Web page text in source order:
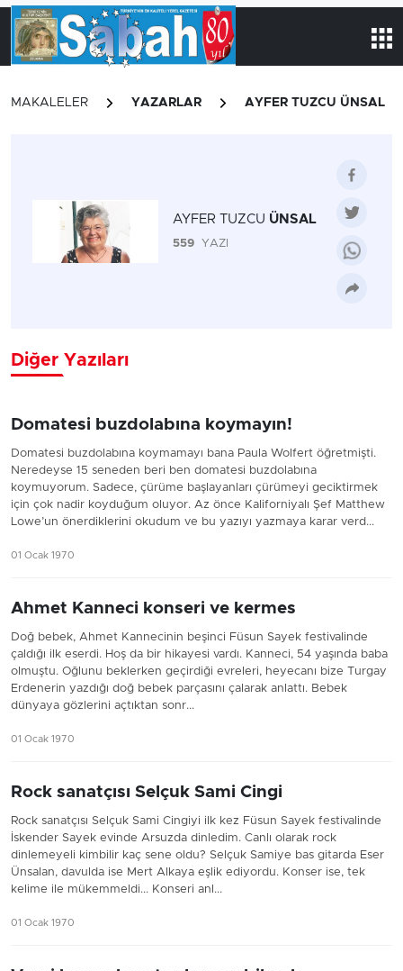
MAKALELER YAZARLAR AYFER TUZCU ÜNSAL
AYFER TUZCU ÜNSAL
559 YAZI
Diğer Yazıları
Domatesi buzdolabına koymayın!
Domatesi buzdolabına koymamayı bana Paula Wolfert öğretmişti.
Neredeyse 15 seneden beri ben domatesi buzdolabına
koymuyorum. Sadece, çürüme başlayanları çürümeyi geciktirmek
için çok nadir koyduğum oluyor. Az önce Kaliforniyalı Şef Matthew
Lowe’un önerdiklerini okudum ve bu yazıyı yazmaya karar verd...
01 Ocak 1970
Ahmet Kanneci konseri ve kermes
Doğ bebek, Ahmet Kannecinin beşinci Füsun Sayek festivalinde
çaldığı ilk eserdi. Hoş da bir hikayesi vardı. Kanneci, 54 yaşında baba
olmuştu. Oğlunu beklerken geçirdiği evreleri, heyecanı bize Turgay
Erdenerin yazdığı doğ bebek parçasını çalarak anlattı. Bebek
dünyaya gözlerini açtıktan sonr...
01 Ocak 1970
Rock sanatçısı Selçuk Sami Cingi
Rock sanatçısı Selçuk Sami Cingiyi ilk kez Füsun Sayek festivalinde
İskender Sayek evinde Arsuzda dinledim. Canlı olarak rock
dinlemeyeli kimbilir kaç sene oldu? Selçuk Samiye bas gitarda Eser
Ünsalan, davulda ise Mert Alkaya eşlik ediyordu. Konser ise, tek
kelime ile mükemmeldi... Konseri anl...
01 Ocak 1970